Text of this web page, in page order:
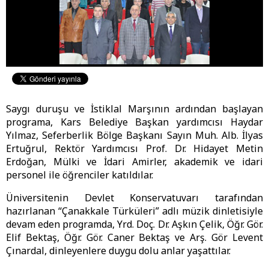
Saygı duruşu ve İstiklal Marşının ardından başlayan
programa, Kars Belediye Başkan yardımcısı Haydar
Yılmaz, Seferberlik Bölge Başkanı Sayın Muh. Alb. İlyas
Ertuğrul, Rektör Yardımcısı Prof. Dr. Hidayet Metin
Erdoğan, Mülki ve İdari Amirler, akademik ve idari
personel ile öğrenciler katıldılar.
Üniversitenin Devlet Konservatuvarı tarafından
hazırlanan “Çanakkale Türküleri” adlı müzik dinletisiyle
devam eden programda, Yrd. Doç. Dr. Aşkın Çelik, Öğr. Gör.
Elif Bektaş, Öğr. Gör. Caner Bektaş ve Arş. Gör Levent
Çınardal, dinleyenlere duygu dolu anlar yaşattılar.